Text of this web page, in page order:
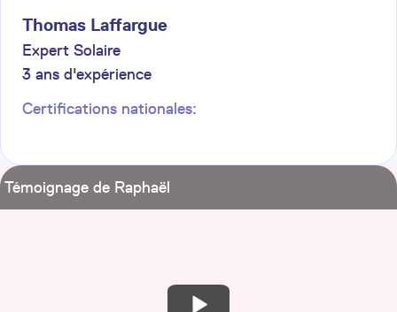
Thomas Laffargue
Expert Solaire
3 ans d'expérience
Certifications nationales:
Témoignage de Raphaël